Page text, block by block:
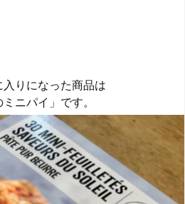
りになった商品は
ニパイ」です。